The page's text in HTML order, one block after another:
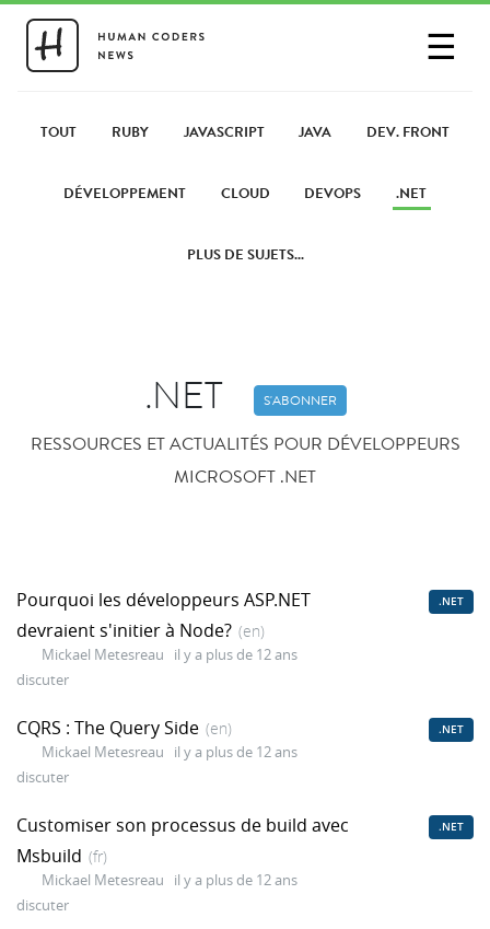
☰
PARTAGER UN LIEN
TOUT RUBY JAVASCRIPT JAVA DEV. FRONT
DÉVELOPPEMENT CLOUD DEVOPS .NET
PLUS DE SUJETS...
.NET S'ABONNER
RESSOURCES ET ACTUALITÉS POUR DÉVELOPPEURS
MICROSOFT .NET
Pourquoi les développeurs ASP.NET
devraient s'initier à Node? (en)
Mickael Metesreau
il y a plus de 12 ans
discuter
.NET
CQRS : The Query Side (en)
Mickael Metesreau
il y a plus de 12 ans
discuter
.NET
Customiser son processus de build avec
Msbuild (fr)
Mickael Metesreau
il y a plus de 12 ans
discuter
.NET